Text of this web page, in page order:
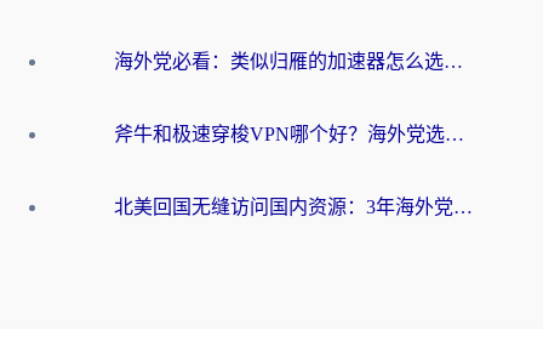
海外党必看：类似归雁的加速器怎么选？一篇搞定无缝访问国内资源
斧牛和极速穿梭VPN哪个好？海外党选回国加速器必看的真实对比与避坑指南
北美回国无缝访问国内资源：3年海外党亲测的加速器选择指南